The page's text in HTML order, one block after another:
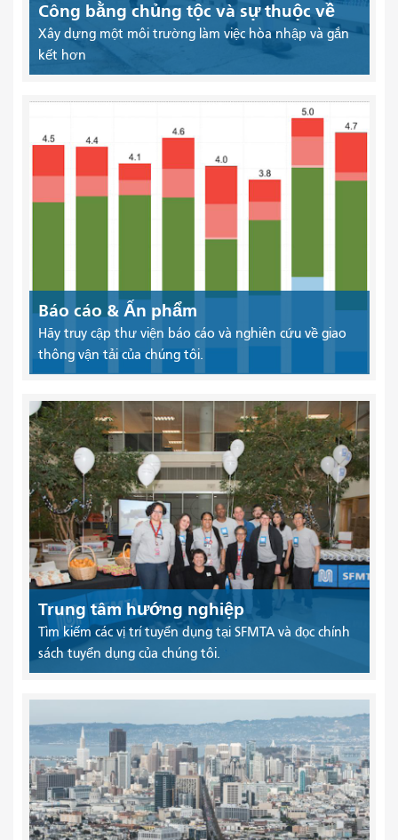
Công bằng chủng tộc và sự thuộc về
Xây dựng một môi trường làm việc hòa nhập và gắn
kết hơn
Báo cáo & Ấn phẩm
Hãy truy cập thư viện báo cáo và nghiên cứu về giao
thông vận tải của chúng tôi.
Trung tâm hướng nghiệp
Tìm kiếm các vị trí tuyển dụng tại SFMTA và đọc chính
sách tuyển dụng của chúng tôi.